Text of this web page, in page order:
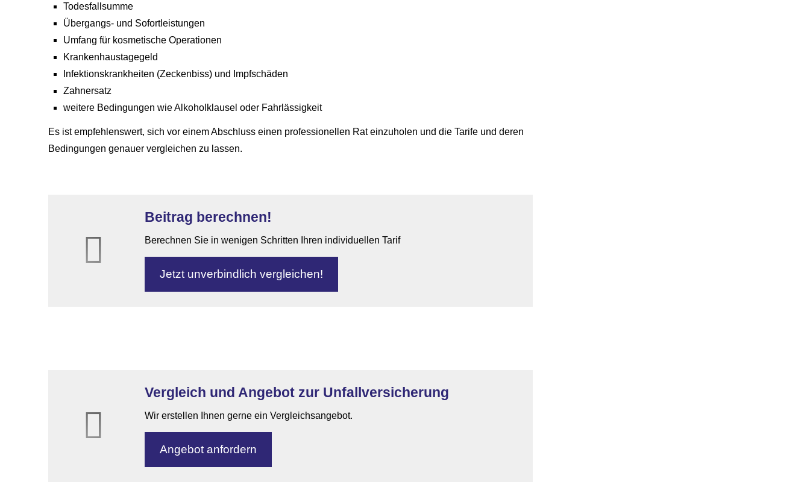
Todesfallsumme
Übergangs- und Sofortleistungen
Umfang für kosmetische Operationen
Krankenhaustagegeld
Infektionskrankheiten (Zeckenbiss) und Impfschäden
Zahnersatz
weitere Bedingungen wie Alkoholklausel oder Fahrlässigkeit
Es ist empfehlenswert, sich vor einem Abschluss einen professionellen Rat einzuholen und die Tarife und deren
Bedingungen genauer ver­gleichen zu lassen.
Beitrag berechnen!
Berechnen Sie in wenigen Schritten Ihren individuellen Tarif
Jetzt unverbindlich ver­gleichen!
Vergleich und Angebot zur Unfall­ver­si­che­rung
Wir erstellen Ihnen gerne ein Vergleichsangebot.
An­ge­bot an­for­dern